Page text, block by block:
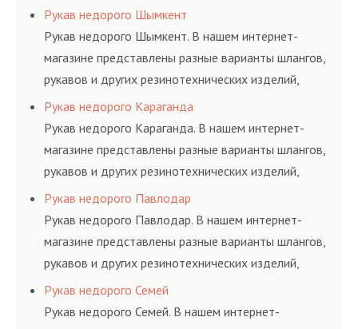
соответствующих ГОСТам, техническим условиям
и нормативам.
Рукав недорого Шымкент
Рукав недорого Шымкент. В нашем интернет-
магазине представлены разные варианты шлангов,
рукавов и других резинотехнических изделий,
соответствующих ГОСТам, техническим условиям
и нормативам.
Рукав недорого Караганда
Рукав недорого Караганда. В нашем интернет-
магазине представлены разные варианты шлангов,
рукавов и других резинотехнических изделий,
соответствующих ГОСТам, техническим условиям
и нормативам.
Рукав недорого Павлодар
Рукав недорого Павлодар. В нашем интернет-
магазине представлены разные варианты шлангов,
рукавов и других резинотехнических изделий,
соответствующих ГОСТам, техническим условиям
и нормативам.
Рукав недорого Семей
Рукав недорого Семей. В нашем интернет-